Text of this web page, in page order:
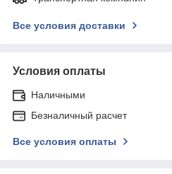
Все условия доставки
Условия оплаты
Наличными
Безналичный расчет
Все условия оплаты